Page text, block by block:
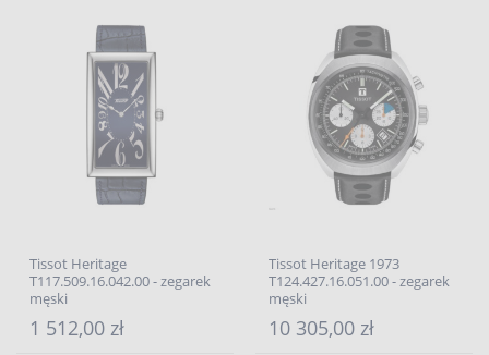
Tissot Heritage
T117.509.16.042.00 - zegarek
męski
1 512,00 zł
Tissot Heritage 1973
T124.427.16.051.00 - zegarek
męski
10 305,00 zł